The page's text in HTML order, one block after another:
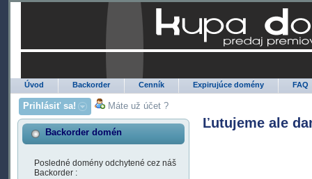
Úvod Backorder Cenník Expirujúce domény FAQ
Prihlásiť sa! Máte už účet ?
Backorder domén
Posledné domény odchytené cez náš
Backorder :
Ľutujeme ale